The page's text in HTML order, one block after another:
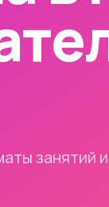
занятий